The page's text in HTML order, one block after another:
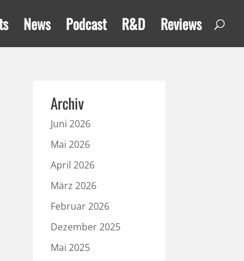
News Podcast R&D Reviews
Archiv
Juni 2026
Mai 2026
April 2026
März 2026
Februar 2026
Dezember 2025
Mai 2025